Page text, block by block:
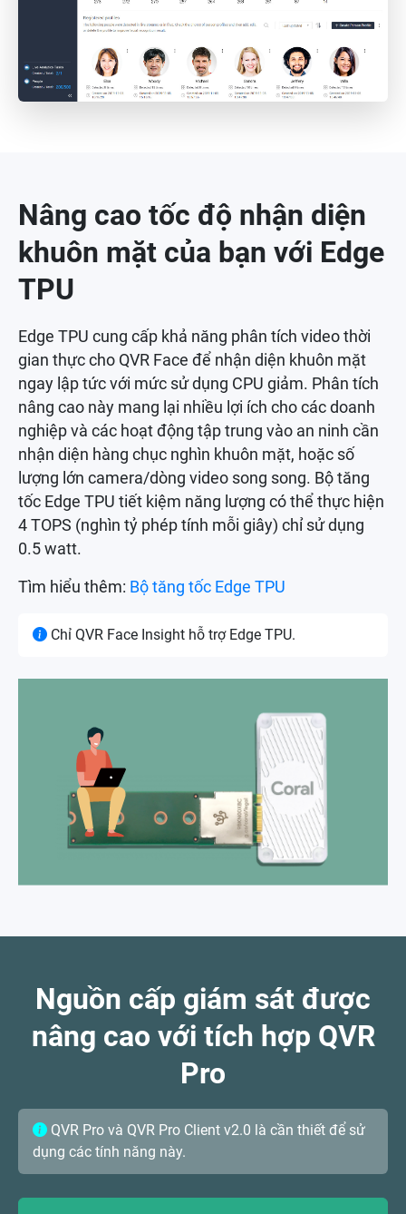
Nâng cao tốc độ nhận diện
khuôn mặt của bạn với Edge
TPU
Edge TPU cung cấp khả năng phân tích video thời
gian thực cho QVR Face để nhận diện khuôn mặt
ngay lập tức với mức sử dụng CPU giảm. Phân tích
nâng cao này mang lại nhiều lợi ích cho các doanh
nghiệp và các hoạt động tập trung vào an ninh cần
nhận diện hàng chục nghìn khuôn mặt, hoặc số
lượng lớn camera/dòng video song song. Bộ tăng
tốc Edge TPU tiết kiệm năng lượng có thể thực hiện
4 TOPS (nghìn tỷ phép tính mỗi giây) chỉ sử dụng
0.5 watt.
Tìm hiểu thêm: Bộ tăng tốc Edge TPU
Chỉ QVR Face Insight hỗ trợ Edge TPU.
Nguồn cấp giám sát được
nâng cao với tích hợp QVR
Pro
QVR Pro và QVR Pro Client v2.0 là cần thiết để sử
dụng các tính năng này.